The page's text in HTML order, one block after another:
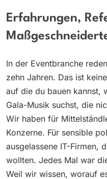
Erfahrungen,
In der Eventbranche
zehn Jahren. Das ist
auf die du bauen kannst,
Gala-Musik suchst, die
Wir haben für
Konzerne. Für sensible
ausgelassene IT-Firmen,
wollten. Jedes Mal war
Weil wir wissen, worauf